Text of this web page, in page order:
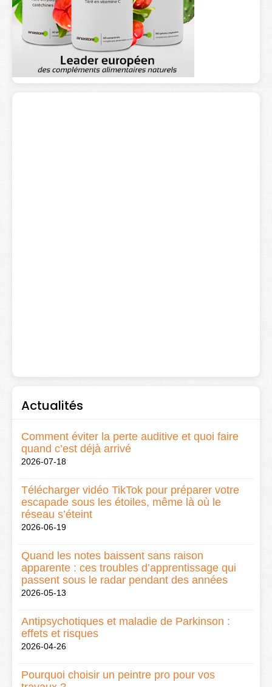
Actualités
Comment éviter la perte auditive et quoi faire
quand c’est déjà arrivé
2026-07-18
Télécharger vidéo TikTok pour préparer votre
escapade sous les étoiles, même là où le
réseau s’éteint
2026-06-19
Quand les notes baissent sans raison
apparente : ces troubles d’apprentissage qui
passent sous le radar pendant des années
2026-05-13
Antipsychotiques et maladie de Parkinson :
effets et risques
2026-04-26
Pourquoi choisir un peintre pro pour vos